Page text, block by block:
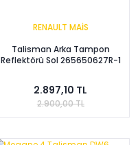
RENAULT MAİS
Talisman Arka Tampon
Reflektörü Sol 265650627R-1
2.897,10 TL
2.900,00 TL